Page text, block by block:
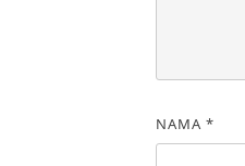
NAMA*